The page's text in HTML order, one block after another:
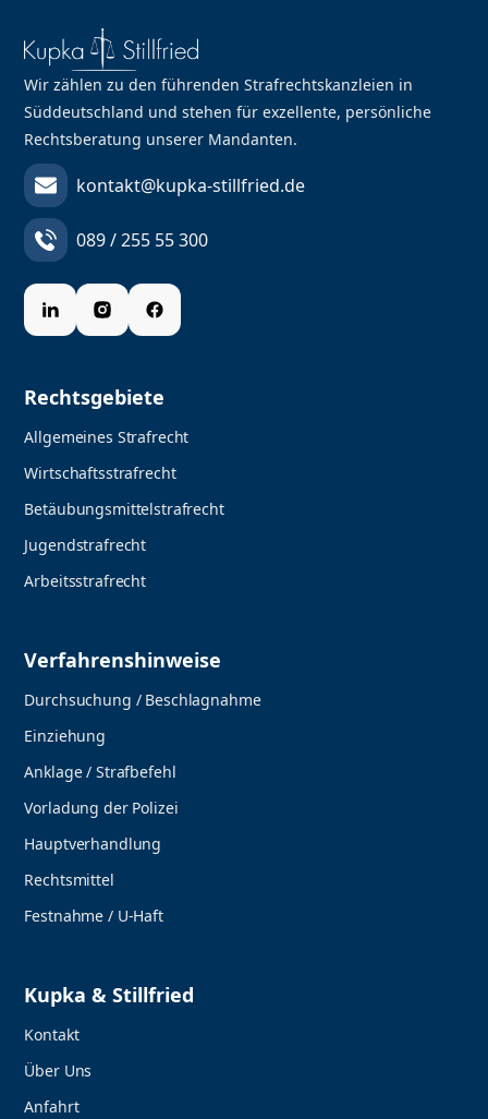
Wir zählen zu den führenden Strafrechtskanzleien in
Süddeutschland und stehen für exzellente, persönliche
Rechtsberatung unserer Mandanten.
kontakt@kupka-stillfried.de
089 / 255 55 300
Rechtsgebiete
Allgemeines Strafrecht
Wirtschaftsstrafrecht
Betäubungsmittelstrafrecht
Jugendstrafrecht
Arbeitsstrafrecht
Verfahrenshinweise
Durchsuchung / Beschlagnahme
Einziehung
Anklage / Strafbefehl
Vorladung der Polizei
Hauptverhandlung
Rechtsmittel
Festnahme / U-Haft
Kupka & Stillfried
Kontakt
Über Uns
Anfahrt